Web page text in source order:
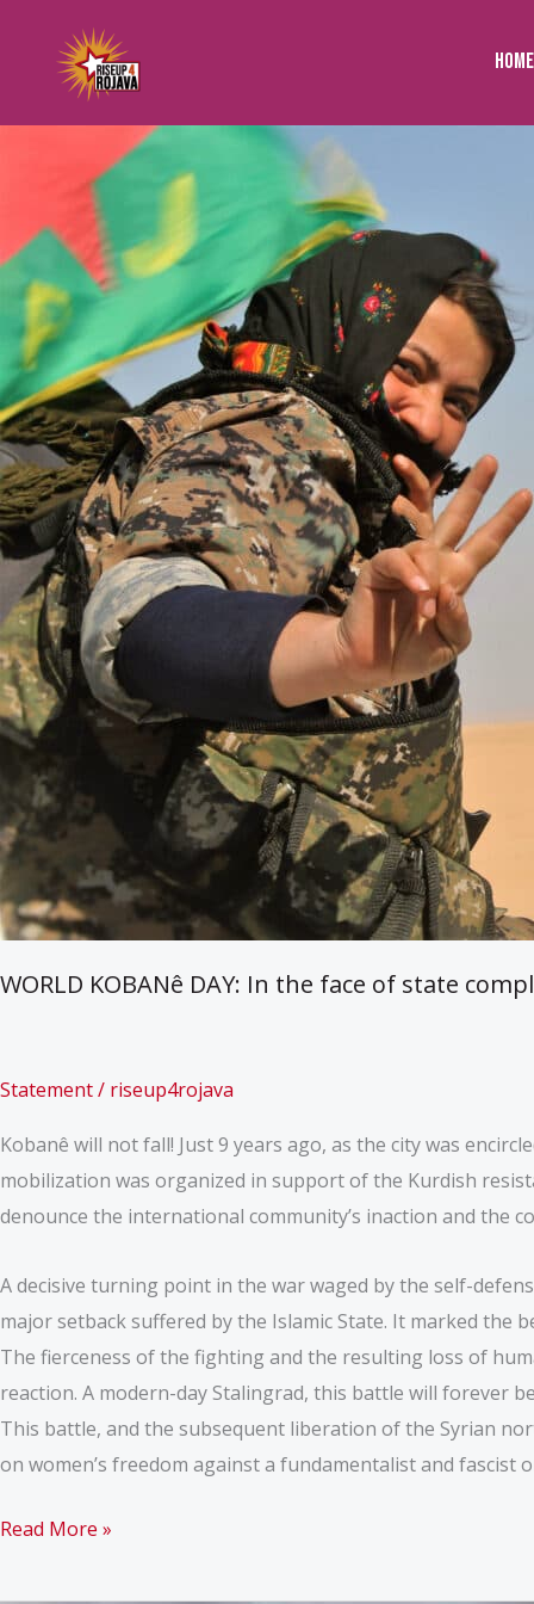
content
Home
WORLD KOBANê DAY: In the face of state
Statement/ riseup4rojava
Kobanê will not fall! Just 9 years ago, as the city was
mobilization was organized in support of the Kurdish
denounce the international community’s inaction and the
A decisive turning point in the war waged by the self-
major setback suffered by the Islamic State. It marked the
The fierceness of the fighting and the resulting loss of
reaction. A modern-day Stalingrad, this battle will forever
This battle, and the subsequent liberation of the Syrian
on women’s freedom against a fundamentalist and fascist
WORLD
Read More »